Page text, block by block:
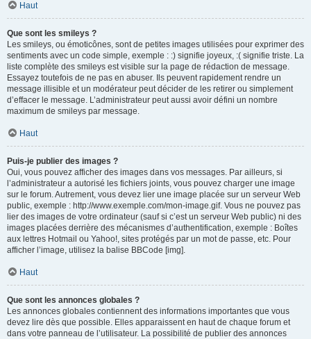
Haut
Que sont les smileys ?
Les smileys, ou émoticônes, sont de petites images utilisées pour exprimer des
sentiments avec un code simple, exemple : :) signifie joyeux, :( signifie triste. La
liste complète des smileys est visible sur la page de rédaction de message.
Essayez toutefois de ne pas en abuser. Ils peuvent rapidement rendre un
message illisible et un modérateur peut décider de les retirer ou simplement
d’effacer le message. L’administrateur peut aussi avoir défini un nombre
maximum de smileys par message.
Haut
Puis-je publier des images ?
Oui, vous pouvez afficher des images dans vos messages. Par ailleurs, si
l’administrateur a autorisé les fichiers joints, vous pouvez charger une image
sur le forum. Autrement, vous devez lier une image placée sur un serveur Web
public, exemple : http://www.exemple.com/mon-image.gif. Vous ne pouvez pas
lier des images de votre ordinateur (sauf si c’est un serveur Web public) ni des
images placées derrière des mécanismes d’authentification, exemple : Boîtes
aux lettres Hotmail ou Yahoo!, sites protégés par un mot de passe, etc. Pour
afficher l’image, utilisez la balise BBCode [img].
Haut
Que sont les annonces globales ?
Les annonces globales contiennent des informations importantes que vous
devez lire dès que possible. Elles apparaissent en haut de chaque forum et
dans votre panneau de l’utilisateur. La possibilité de publier des annonces